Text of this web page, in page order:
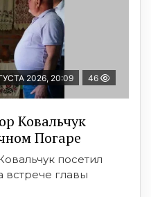
2026, 20:09 46
Ковальчук
Погаре
посетил
главы